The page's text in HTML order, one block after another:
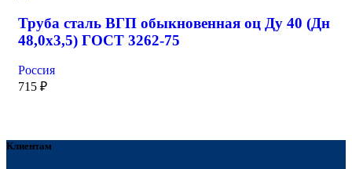
Труба сталь ВГП обыкновенная оц Ду 40 (Дн
48,0х3,5) ГОСТ 3262-75
Россия
715 ₽
Клиентам